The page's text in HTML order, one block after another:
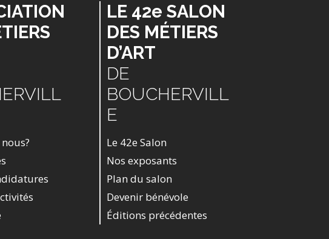
LE 42e SALON
DES MÉTIERS
D’ART
DE
BOUCHERVILL
E
Le 42e Salon
Nos exposants
Plan du salon
Devenir bénévole
Éditions précédentes